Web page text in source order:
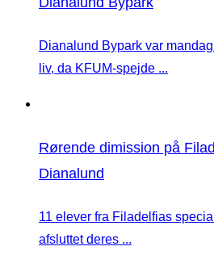
Dianalund Bypark var
liv, da KFUM-spejde ...
Rørende dimission på
Dianalund
11 elever fra Filadelfias
afsluttet deres ...